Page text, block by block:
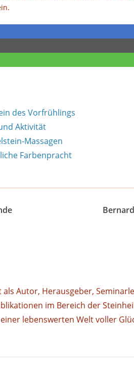
des Vorfrühlings
Aktivität
Massagen
Farbenpracht
Autor, Herausgeber,
im Bereich der
lebenswerten Welt voller